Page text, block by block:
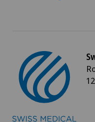
Privatklinik Villa
Rosenklinik